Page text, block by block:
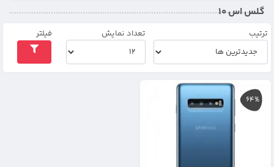
گلس اس 10
ترتیب تعداد نمایش فیلتر
64%